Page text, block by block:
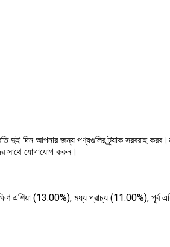
দুই দিন আপনার জন্য পণ্যগুলির ট্র্যাক সরবরাহ
সাথে যোগাযোগ করুন।
এশিয়া (13.00%), মধ্য প্রাচ্য (11.00%), পূর্ব